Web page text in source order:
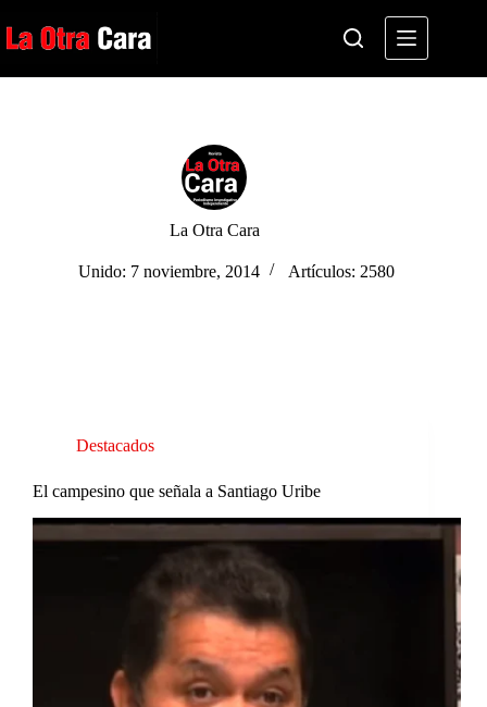
al
contenido
La Otra Cara
Unido: 7 noviembre, 2014 Artículos: 2580
Destacados
El campesino que señala a Santiago Uribe